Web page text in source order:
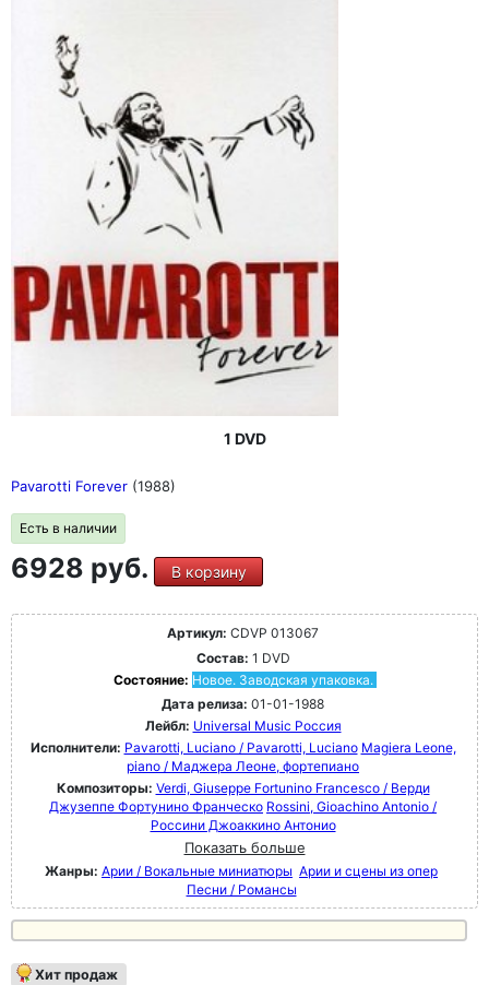
1 DVD
Pavarotti Forever (1988)
Есть в наличии
6928 руб. В корзину
Артикул: CDVP 013067
Состав: 1 DVD
Состояние: Новое. Заводская упаковка.
Дата релиза: 01-01-1988
Лейбл: Universal Music Россия
Исполнители: Pavarotti, Luciano / Pavarotti, Luciano Magiera Leone,
piano / Маджера Леоне, фортепиано
Композиторы: Verdi, Giuseppe Fortunino Francesco / Верди
Джузеппе Фортунино Франческо Rossini, Gioachino Antonio /
Россини Джоаккино Антонио
Показать больше
Жанры: Арии / Вокальные миниатюры Арии и сцены из опер
Песни / Романсы
Хит продаж